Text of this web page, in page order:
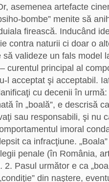
asemenea artefacte
bombe” menite să
firească. Inducând
contra naturii ci doar o
să valideze un fals model
– curentul principal al
l acceptat şi acceptabil.
cu decenii în
în „boală”, e descrisă
sau responsabili, şi nu
imoral
ca infracţiune.
penale (în România,
Pasul următor e ca
din naştere,